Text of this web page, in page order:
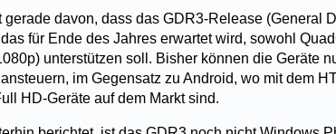
gerade davon, dass das GDR3-Release (General
für Ende des Jahres erwartet wird, sowohl
unterstützen soll. Bisher können die Geräte
im Gegensatz zu Android, wo mit dem
HD-Geräte auf dem Markt sind.